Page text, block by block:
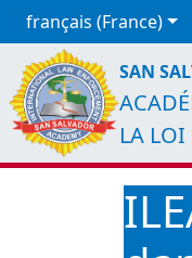
français (France)
SAN
LA LOI